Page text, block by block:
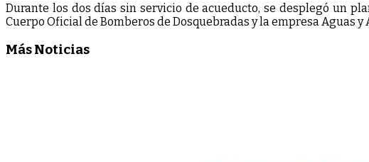
Durante los dos días sin servicio de acueducto, se desplegó un
Cuerpo Oficial de Bomberos de Dosquebradas y la empresa Aguas y
Más Noticias